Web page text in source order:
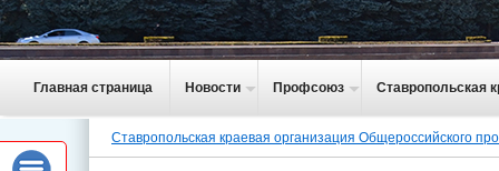
Главная страница Новости Профсоюз Ставропольская
Ставропольская краевая организация Общероссийского